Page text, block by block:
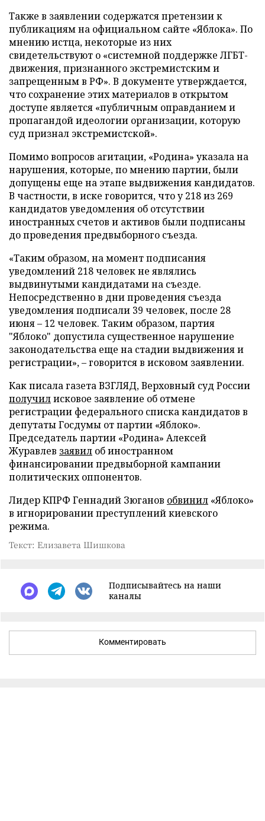
Также в заявлении содержатся претензии к
публикациям на официальном сайте «Яблока». По
мнению истца, некоторые из них
свидетельствуют о «системной поддержке ЛГБТ-
движения, признанного экстремистским и
запрещенным в РФ». В документе утверждается,
что сохранение этих материалов в открытом
доступе является «публичным оправданием и
пропагандой идеологии организации, которую
суд признал экстремистской».
Помимо вопросов агитации, «Родина» указала на
нарушения, которые, по мнению партии, были
допущены еще на этапе выдвижения кандидатов.
В частности, в иске говорится, что у 218 из 269
кандидатов уведомления об отсутствии
иностранных счетов и активов были подписаны
до проведения предвыборного съезда.
«Таким образом, на момент подписания
уведомлений 218 человек не являлись
выдвинутыми кандидатами на съезде.
Непосредственно в дни проведения съезда
уведомления подписали 39 человек, после 28
июня – 12 человек. Таким образом, партия
"Яблоко" допустила существенное нарушение
законодательства еще на стадии выдвижения и
регистрации», – говорится в исковом заявлении.
Как писала газета ВЗГЛЯД, Верховный суд России
получилисковое заявление об отмене
регистрации федерального списка кандидатов в
депутаты Госдумы от партии «Яблоко».
Председатель партии «Родина» Алексей
Журавлев заявил об иностранном
финансировании предвыборной кампании
политических оппонентов.
Лидер КПРФ Геннадий Зюганов обвинил «Яблоко»
в игнорировании преступлений киевского
режима.
Текст: Елизавета Шишкова
Подписывайтесь на наши
каналы
Комментировать